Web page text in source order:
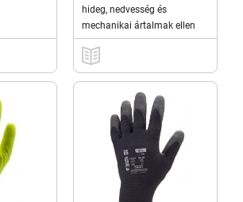
hideg, nedvesség és
mechanikai ártalmak ellen